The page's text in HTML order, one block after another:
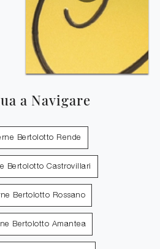
a Navigare
Bertolotto Rende
Bertolotto Castrovillari
Bertolotto Rossano
Bertolotto Amantea